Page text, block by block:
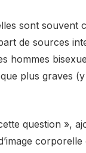
sont souvent
de sources
hommes
plus graves
question »,